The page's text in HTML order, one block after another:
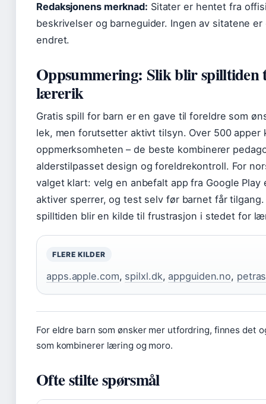
Redaksjonens merknad: Sitater er hentet fra
beskrivelser og barneguider. Ingen av sitatene
endret.
Oppsummering: Slik blir spilltiden
lærerik
Gratis spill for barn er en gave til foreldre som
lek, men forutsetter aktivt tilsyn. Over 500 apper
oppmerksomheten – de beste kombinerer
alderstilpasset design og foreldrekontroll. For
valget klart: velg en anbefalt app fra Google Play
aktiver sperrer, og test selv før barnet får
spilltiden blir en kilde til frustrasjon i stedet for
FLERE KILDER
apps.apple.com, spilxl.dk, appguiden.no,
For eldre barn som ønsker mer utfordring, finnes det
som kombinerer læring og moro.
Ofte stilte spørsmål